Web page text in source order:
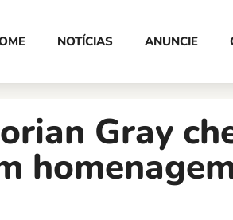
NOTÍCIAS ANUNCIE
Gray